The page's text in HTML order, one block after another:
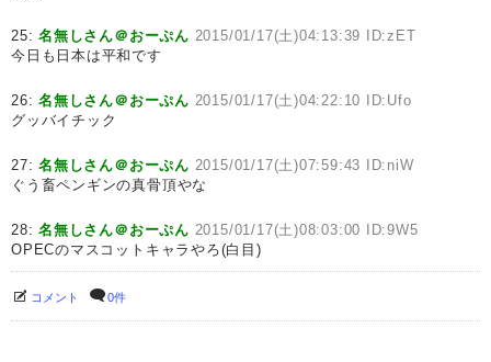
25:名無しさん＠おーぷん 2015/01/17(土)04:13:39 ID:zET
今日も日本は平和です
26:名無しさん＠おーぷん 2015/01/17(土)04:22:10 ID:Ufo
グッバイチック
27:名無しさん＠おーぷん 2015/01/17(土)07:59:43 ID:niW
ぐう畜ペンギンの真骨頂やな
28:名無しさん＠おーぷん 2015/01/17(土)08:03:00 ID:9W5
OPECのマスコットキャラやろ(白目)
コメント 0件